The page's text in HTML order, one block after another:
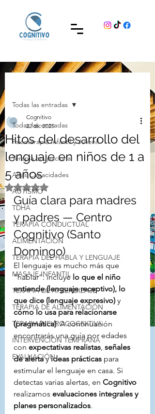
Todas las entradas
Psicoterapia Infantil y Juvenil
Terapia ocupacional
Altas Capacidades
AUTISMO
TDHA
TERAPIA CONDUCTUAL
ALIMENTACIÓN
TERAPIA DEL HABLA Y LENGUAJE
MASAJE INFANTIL
TERAPIA DE APRENDIZAJE
TERAPIA DE ALIMENTACIÓN
TERAPIA NEUROCOGNITIVA
INTERVENCIÓN TEMPRANA
EVALUACIÓN
Todas las entradas
Hitos del desarrollo del
lenguaje en niños de 1 a
5 años
Cognitivo
22 dic 2025
Obtuvo NaN de 5 estrellas.
Guía clara para madres
y padres — Centro
Cognitivo (Santo
Domingo)
El lenguaje es mucho más que
“hablar”: incluye lo que el niño
entiende (lenguaje receptivo), lo
que dice (lenguaje expresivo) y
cómo lo usa para relacionarse
(pragmática). A continuación
encontrarás una guía por edades
con expectativas realistas, señales
de alerta y ideas prácticas para
estimular el lenguaje en casa. Si
detectas varias alertas, en Cognitivo
realizamos evaluaciones integrales y
planes personalizados.